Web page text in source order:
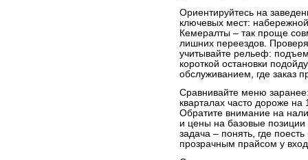
Ориентируйтесь на
ключевых мест:
Кемералты – так проще
лишних переездов.
учитывайте рельеф:
короткой остановки
обслуживанием, где заказ
Сравнивайте меню
кварталах часто дороже
Обратите внимание на
и цены на базовые
задача – понять, где
прозрачным прайсом у